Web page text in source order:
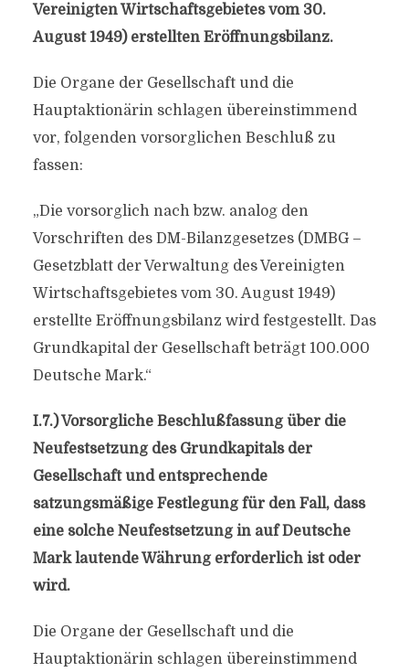
Vereinigten Wirtschaftsgebietes vom 30.
August 1949) erstellten Eröffnungsbilanz.
Die Organe der Gesellschaft und die
Hauptaktionärin schlagen übereinstimmend
vor, folgenden vorsorglichen Beschluß zu
fassen:
„Die vorsorglich nach bzw. analog den
Vorschriften des DM-Bilanzgesetzes (DMBG –
Gesetzblatt der Verwaltung des Vereinigten
Wirtschaftsgebietes vom 30. August 1949)
erstellte Eröffnungsbilanz wird festgestellt. Das
Grundkapital der Gesellschaft beträgt 100.000
Deutsche Mark.“
I.7.) Vorsorgliche Beschlußfassung über die
Neufestsetzung des Grundkapitals der
Gesellschaft und entsprechende
satzungsmäßige Festlegung für den Fall, dass
eine solche Neufestsetzung in auf Deutsche
Mark lautende Währung erforderlich ist oder
wird.
Die Organe der Gesellschaft und die
Hauptaktionärin schlagen übereinstimmend